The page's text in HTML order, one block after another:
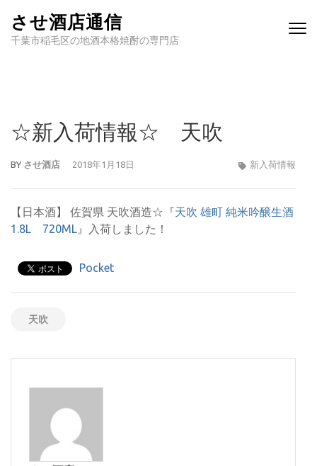
させ酒店通信
千葉市稲毛区の地酒本格焼酎の専門店
☆新入荷情報☆ 天吹
BY させ酒店 2018年1月18日 新入荷情報
【日本酒】 佐賀県 天吹酒造☆『天吹 雄町 純米吟醸生酒
1.8L
720ML 』入荷しました！
Pocket
天吹